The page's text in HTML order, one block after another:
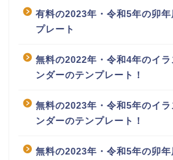
有料の2023年・令和5年の卯
プレート
無料の2022年・令和4年のイ
ンダーのテンプレート！
無料の2023年・令和5年のイ
ンダーのテンプレート！
無料の2023年・令和5年の卯